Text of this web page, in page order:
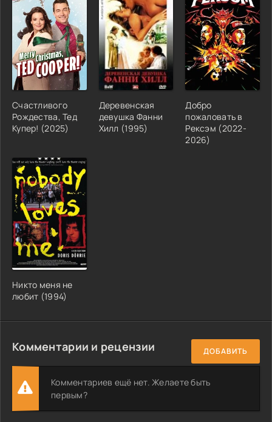
Счастливого
Рождества, Тед
Купер! (2025)
Деревенская
девушка Фанни
Хилл (1995)
Добро
пожаловать в
Рексэм (2022-
2026)
Никто меня не
любит (1994)
Комментарии и рецензии ДОБАВИТЬ
Комментариев ещё нет. Желаете быть
первым?